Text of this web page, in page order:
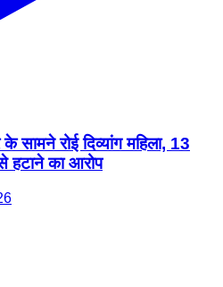
रोई दिव्यांग महिला, 13
हटाने का आरोप